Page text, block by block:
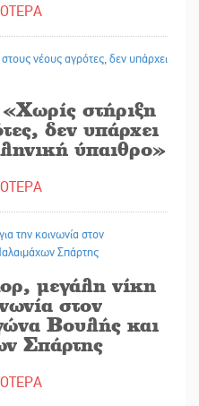
στήριξη
δεν υπάρχει
ύπαιθρο»
μεγάλη νίκη
στον
Βουλής και
Σπάρτης